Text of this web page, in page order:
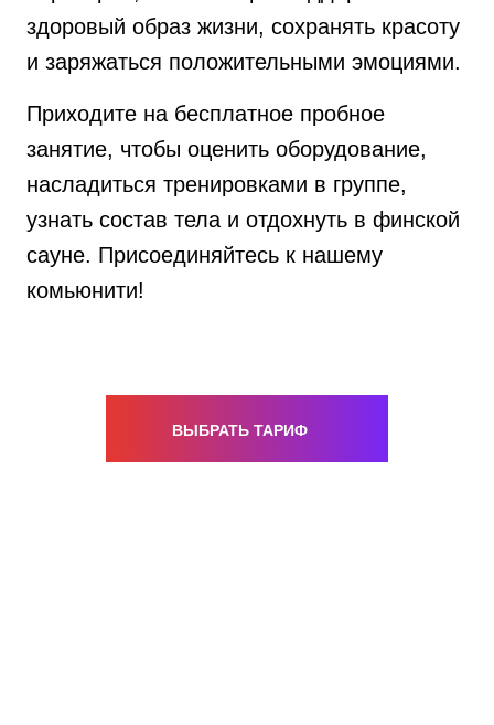
здоровый образ жизни, сохранять красоту
и заряжаться положительными эмоциями.
Приходите на бесплатное пробное
занятие, чтобы оценить оборудование,
насладиться тренировками в группе,
узнать состав тела и отдохнуть в финской
сауне. Присоединяйтесь к нашему
комьюнити!
ВЫБРАТЬ ТАРИФ